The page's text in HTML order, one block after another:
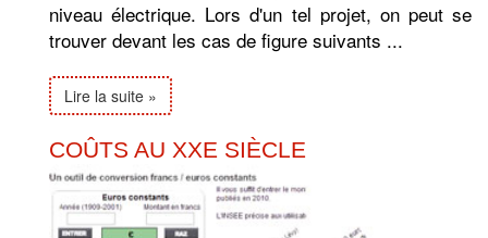
niveau électrique. Lors d'un tel projet, on peut se
trouver devant les cas de figure suivants ...
Lire la suite »
COÛTS AU XXE SIÈCLE